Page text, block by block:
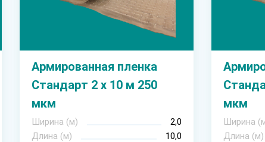
Армированная пленка
Стандарт 2 х 10 м 250
мкм
Ширина (м)
2,0
Длина (м)
10,0
мкм
Ширина
Длина (м)